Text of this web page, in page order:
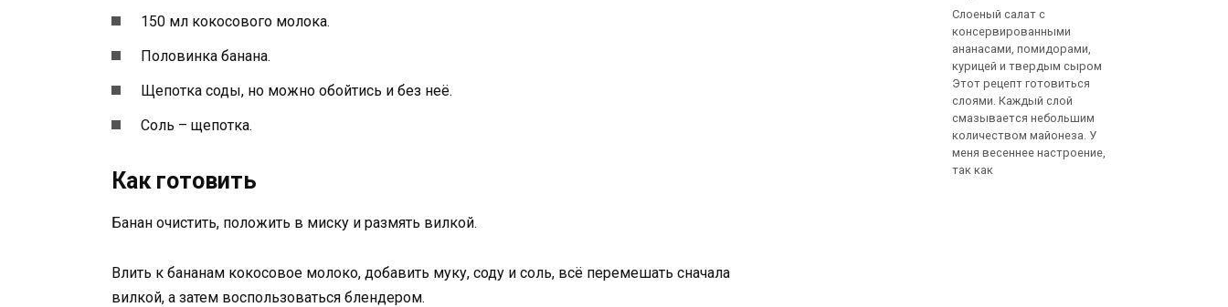
150 мл кокосового молока.
Половинка банана.
Щепотка соды, но можно обойтись и без неё.
Соль – щепотка.
Как готовить
Банан очистить, положить в миску и размять вилкой.
Влить к бананам кокосовое молоко, добавить муку, соду и соль, всё перемешать сначала
вилкой, а затем воспользоваться блендером.
Слоеный салат с
консервированными
ананасами, помидорами,
курицей и твердым сыром
Этот рецепт готовиться
слоями. Каждый слой
смазывается небольшим
количеством майонеза. У
меня весеннее настроение,
так как